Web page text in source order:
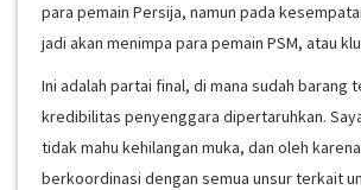
para pemain Persija, namun pada
jadi akan menimpa para pemain PSM, atau
Ini adalah partai final, di mana sudah barang
kredibilitas penyenggara dipertaruhkan.
tidak mahu kehilangan muka, dan oleh
berkoordinasi dengan semua unsur terkait